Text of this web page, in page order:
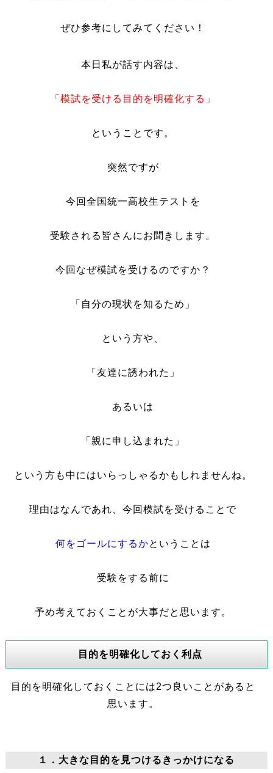
ぜひ参考にしてみてください！
本日私が話す内容は、
「模試を受ける目的を明確化する」
ということです。
突然ですが
今回全国統一高校生テストを
受験される皆さんにお聞きします。
今回なぜ模試を受けるのですか？
「自分の現状を知るため」
という方や、
「友達に誘われた」
あるいは
「親に申し込まれた」
という方も中にはいらっしゃるかもしれませんね。
理由はなんであれ、今回模試を受けることで
何をゴールにするかということは
受験をする前に
予め考えておくことが大事だと思います。
目的を明確化しておく利点
目的を明確化しておくことには2つ良いことがあると
思います。
１．大きな目的を見つけるきっかけになる